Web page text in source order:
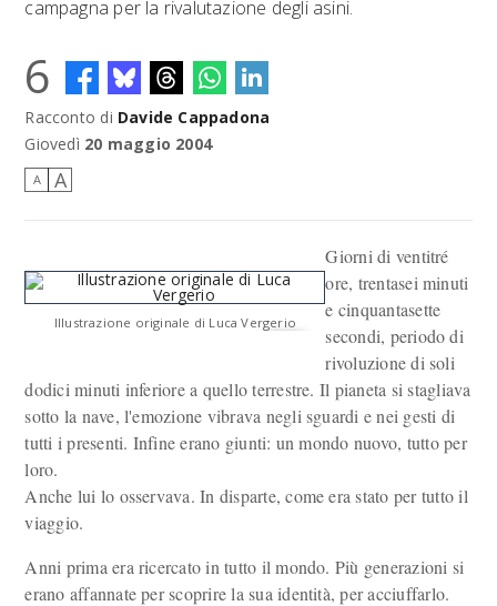
campagna per la rivalutazione degli asini.
6
Racconto di Davide Cappadona
Giovedì 20 maggio 2004
A A
Illustrazione originale di Luca Vergerio
Giorni di ventitré
ore, trentasei minuti
e cinquantasette
secondi, periodo di
rivoluzione di soli
dodici minuti inferiore a quello terrestre. Il pianeta si stagliava
sotto la nave, l'emozione vibrava negli sguardi e nei gesti di
tutti i presenti. Infine erano giunti: un mondo nuovo, tutto per
loro.
Anche lui lo osservava. In disparte, come era stato per tutto il
viaggio.
Anni prima era ricercato in tutto il mondo. Più generazioni si
erano affannate per scoprire la sua identità, per acciuffarlo.